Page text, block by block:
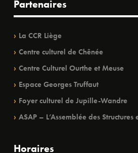
Partenaires
La CCR Liège
Centre culturel de Chênée
Centre Culturel Ourthe et Meuse
Espace Georges Truffaut
Foyer culturel de Jupille-Wandre
ASAP – L’Assemblée des Structures
Horaires